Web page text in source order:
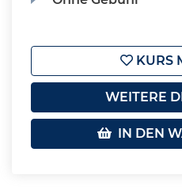
KURS
WEITERE
IN DEN